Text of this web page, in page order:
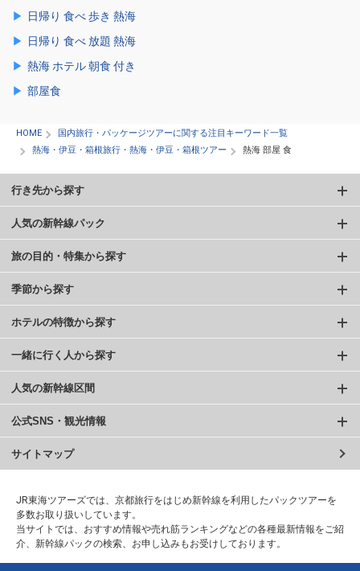
日帰り 食べ 歩き 熱海
日帰り 食べ 放題 熱海
熱海 ホテル 朝食 付き
部屋食
HOME
国内旅行・パッケージツアーに関する注目キーワード一覧
熱海・伊豆・箱根旅行・熱海・伊豆・箱根ツアー
熱海 部屋 食
行き先から探す
人気の新幹線パック
旅の目的・特集から探す
季節から探す
ホテルの特徴から探す
一緒に行く人から探す
人気の新幹線区間
公式SNS・観光情報
サイトマップ
JR東海ツアーズでは、京都旅行をはじめ新幹線を利用したパックツアーを
多数お取り扱いしています。
当サイトでは、おすすめ情報や売れ筋ランキングなどの各種最新情報をご紹
介、新幹線パックの検索、お申し込みもお受けしております。